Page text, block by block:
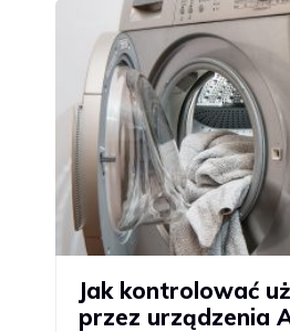
Jak kontrolować
przez urządzenia